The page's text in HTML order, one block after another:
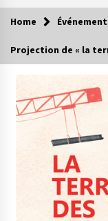
Home
Projection de « la